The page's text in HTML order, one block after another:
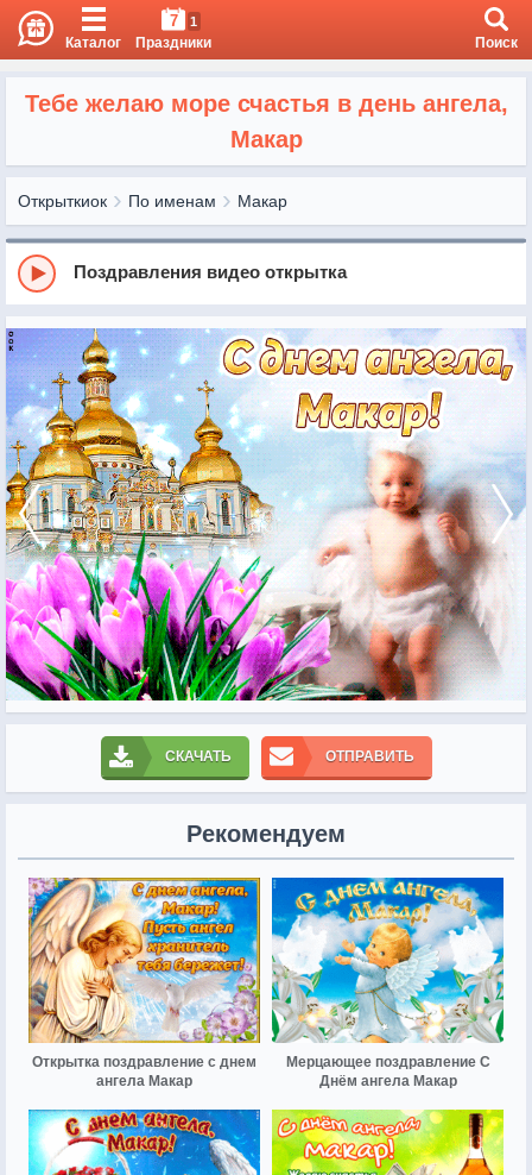
Каталог
7 1
Праздники Поиск
Тебе желаю море счастья в день ангела,
Макар
Открыткиок По именам Макар
Поздравления видео открытка
СКАЧАТЬ ОТПРАВИТЬ
Рекомендуем
Открытка поздравление с днем
ангела Макар
Мерцающее поздравление С
Днём ангела Макар